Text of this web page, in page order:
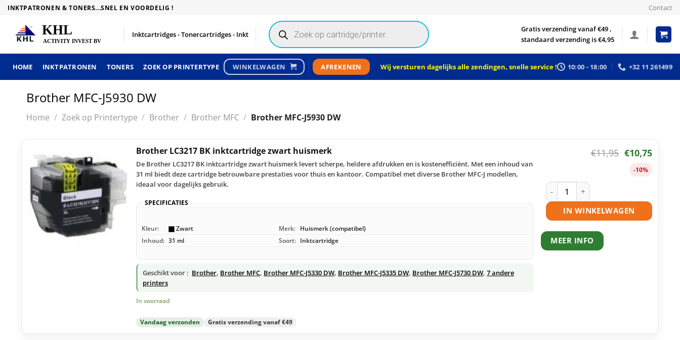
Skip
content
INKTPATRONEN & TONERS...SNEL EN VOORDELIG ! Contact
Inktcartridges - Tonercartridges - Inkt
Products
search
Gratis verzending vanaf €49 ,
standaard verzending is €4,95
HOME INKTPATRONEN TONERS ZOEK OP PRINTERTYPE WINKELWAGEN AFREKENEN Wij versturen dagelijks alle zendingen, snelle service ! 10:00 - 18:00 +32 11 261499
Brother MFC-J5930 DW
Home / Zoek op Printertype / Brother / Brother MFC / Brother MFC-J5930 DW
Brother LC3217 BK inktcartridge zwart huismerk
De Brother LC3217 BK inktcartridge zwart huismerk levert scherpe, heldere afdrukken en is kostenefficiënt. Met een inhoud van
31 ml biedt deze cartridge betrouwbare prestaties voor thuis en kantoor. Compatibel met diverse Brother MFC-J modellen,
ideaal voor dagelijks gebruik.
SPECIFICATIES
Kleur: Zwart Merk: Huismerk (compatibel)
Inhoud: 31 ml Soort: Inktcartridge
Geschikt voor : Brother, Brother MFC, Brother MFC-J5330 DW, Brother MFC-J5335 DW, Brother MFC-J5730 DW, 7 andere
printers
In voorraad
Vandaag verzonden Gratis verzending vanaf €49
€11,95 €10,75
-10%
Brother LC3217 BK inktcartridge
IN WINKELWAGEN
MEER INFO